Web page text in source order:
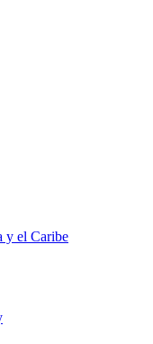
y el Caribe